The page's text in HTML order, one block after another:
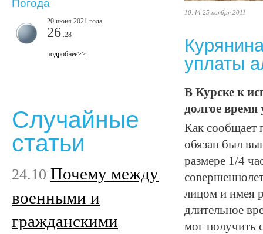
10:44 25 ноября 2011
уплаты
В Курске к
долгое
Как сообщает
обязан был
размере 1/4
лицом и имея
длительное
мог получить
Погода
20 июня 2021 года
26 ..28
подробнее>>
Случайные
статьи
24.10 Почему между
военными и
гражданскими